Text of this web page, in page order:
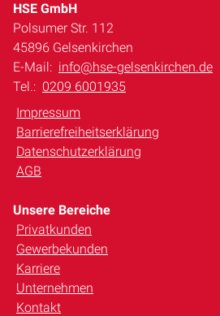
HSE GmbH
Polsumer Str. 112
45896 Gelsenkirchen
E-Mail: info@hse-gelsenkirchen.de
Tel.: 0209 6001935
Impressum
Barrierefreiheitserklärung
Datenschutzerklärung
AGB
Unsere Bereiche
Privatkunden
Gewerbekunden
Karriere
Unternehmen
Kontakt